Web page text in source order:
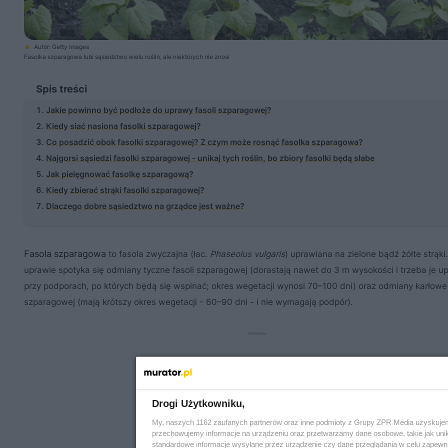
Autor: Getty Images
Fasolka szparagowa lubi sąsiedztwo wielu roślin, ale niektórych nie znosi
Spis treści
Jakie powinno być podłoże do uprawy fasoli szparagowej?
Kiedy siać nasiona fasolki szparagowej?
Co posadzić obok fasolki szparagowej? Z czym może rosnąć fasolka szparagowa?
Najgorsi sąsiedzi fasolki szparagowej - unikaj tych roślin, bo zbiory fasolki będą słabe
Jak pielęgnować fasolkę szparagową?
Kiedy zbierać strąki fasolki szparagowej?
Dlaczego dobre sąsiedztwo na grządce jest ważne?
Fasola szparagowa to fasola zwyczajna (łac. Phaseolus vulgaris) uprawiana na zielone bądź żółte
uprawie spotyka się odmiany tyczne fasoli szparagowej (dorastają nawet do 3 m wysokości i trzeba je
przy podporach, po których będą się wspinać; okres wegetacji wynosi 70–100 dni) oraz odmiany
szparagowej (mają krótszy okres wegetacji - 60–90 dni - i nie wymagają podpór).
Drogi Użytkowniku,
My, naszych 1162 zaufanych partnerów oraz inne podmioty z Grupy ZPR Media
przechowujemy informacje na urządzeniu oraz przetwarzamy dane osobowe, takie jak
standardowe informacje wysyłane przez urządzenie czy dane przeglądania w celu